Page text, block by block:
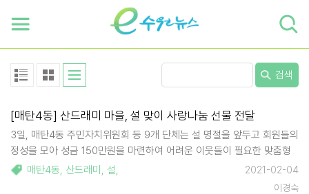
검색
[매탄4동] 산드래미 마을, 설 맞이 사랑나눔 선물 전달
3일, 매탄4동 주민자치위원회 등 9개 단체는 설 명절을 앞두고 회원들의
정성을 모아 성금 150만원을 마련하여 어려운 이웃들이 필요한 맞춤형
설맞이 선물 60세트를 구매하여 매탄4동 행정복지센터에 전달했다. 아
울러 매탄4동 단골 사랑 나눔꾼 하모니마트 최준규 위원도 풍성한 설맞
매탄4동, 산드래미 , 설,
2021-02-04
이경숙